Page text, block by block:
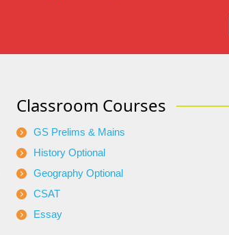
Classroom Courses
GS Prelims & Mains
History Optional
Geography Optional
CSAT
Essay